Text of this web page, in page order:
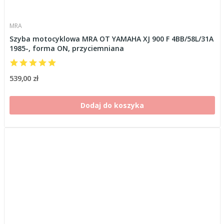
MRA
Szyba motocyklowa MRA OT YAMAHA XJ 900 F 4BB/58L/31A
1985-, forma ON, przyciemniana
539,00 zł
Dodaj do koszyka